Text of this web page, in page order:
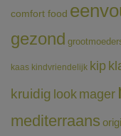
comfort food
gezond
kaas kindvriendelijk kip
kruidig look mager
mediterraans